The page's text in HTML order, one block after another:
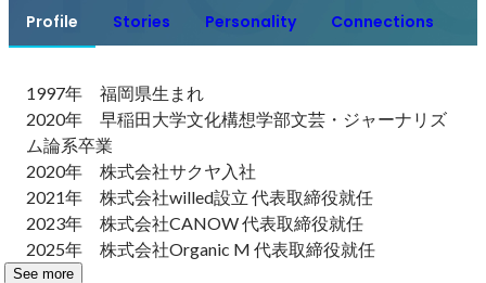
Profile Stories Personality Connections
1997年　福岡県生まれ
2020年　早稲田大学文化構想学部文芸・ジャーナリズ
ム論系卒業
2020年　株式会社サクヤ入社
2021年　株式会社willed設立 代表取締役就任
2023年　株式会社CANOW 代表取締役就任
2025年　株式会社Organic M 代表取締役就任
See more